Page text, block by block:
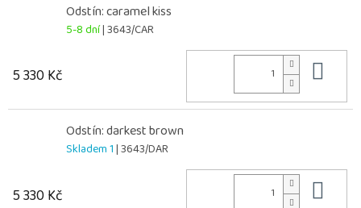
Odstín: caramel kiss
5-8 dní| 3643/CAR
5 330 Kč
Odstín: darkest brown
Skladem 1| 3643/DAR
5 330 Kč